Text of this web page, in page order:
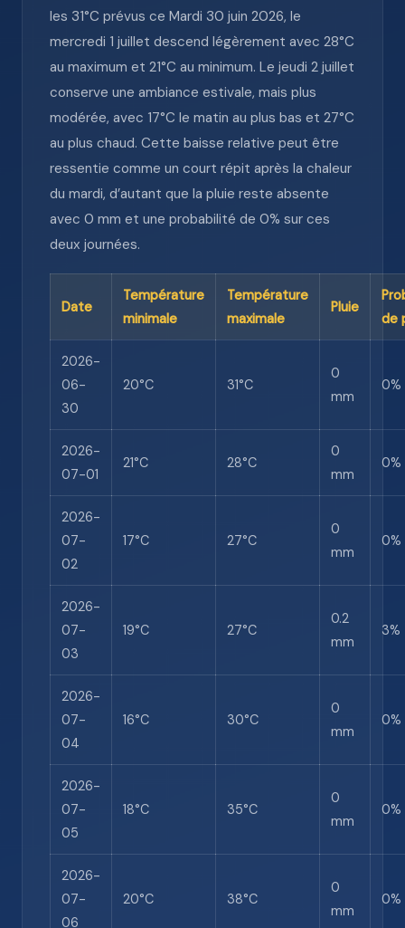
les 31°C prévus ce Mardi 30 juin 2026, le
mercredi 1 juillet descend légèrement avec 28°C
au maximum et 21°C au minimum. Le jeudi 2 juillet
conserve une ambiance estivale, mais plus
modérée, avec 17°C le matin au plus bas et 27°C
au plus chaud. Cette baisse relative peut être
ressentie comme un court répit après la chaleur
du mardi, d’autant que la pluie reste absente
avec 0 mm et une probabilité de 0% sur ces
deux journées.
Date
Température
minimale
Température
maximale
Pluie
de
2026-
06-
30
20°C 31°C
0
mm
0%
2026-
07-01
21°C 28°C
0
mm
0%
2026-
07-
02
17°C 27°C
0
mm
0%
2026-
07-
03
19°C 27°C
0.2
mm
3%
2026-
07-
04
16°C 30°C
0
mm
0%
2026-
07-
05
18°C 35°C
0
mm
0%
2026-
07-
06
20°C 38°C
0
mm
0%